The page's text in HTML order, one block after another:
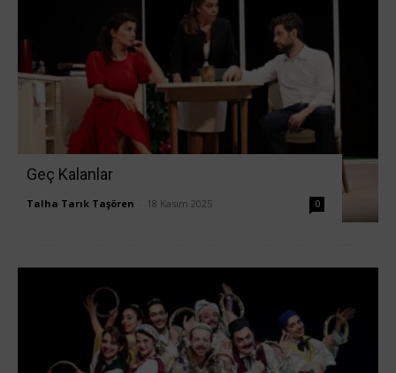
Geç Kalanlar
Talha Tarık Taşören 18 Kasım 2025 0